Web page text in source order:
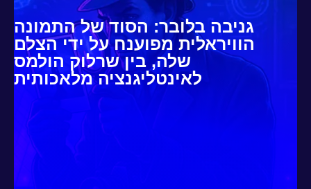
גניבה בלובר: הסוד של התמונה
הוויראלית מפוענח על ידי הצלם
שלה, בין שרלוק הולמס
לאינטליגנציה מלאכותית